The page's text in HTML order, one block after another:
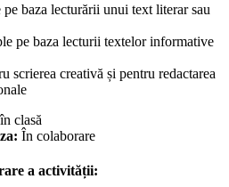
baza lecturării unui text literar sau
pe baza lecturii textelor informative
scrierea creativă și pentru redactarea
clasă
În colaborare
a activității: